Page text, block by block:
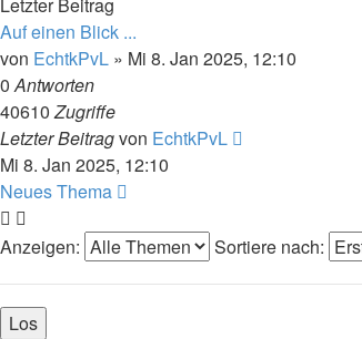
Auf einen Blick ...
von EchtkPvL » Mi 8. Jan 2025, 12:10
0Antworten
40610Zugriffe
Letzter Beitragvon EchtkPvL
Mi 8. Jan 2025, 12:10
Neues Thema
Anzeigen: Sortiere nach: